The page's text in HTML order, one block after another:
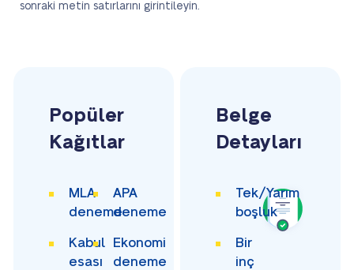
sonraki metin satırlarını girintileyin.
Popüler
Kağıtlar
MLA
deneme
APA
deneme
Kabul
esası
Ekonomi
deneme
Belge
Detayları
Tek/Yarım
boşluk
Bir
inç